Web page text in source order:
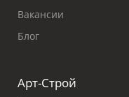
Вакансии
Блог
Арт-Строй